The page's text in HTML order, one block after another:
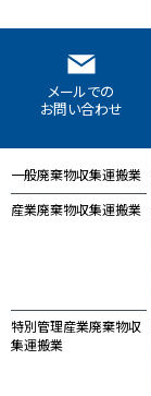
メールでの
お問い合わせ
一般廃棄物収集運搬業
産業廃棄物収集運搬業
特別管理産業廃棄物収
集運搬業